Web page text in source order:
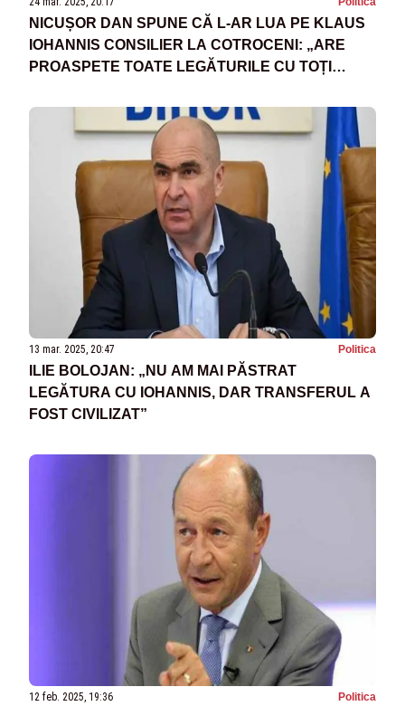
NICUȘOR DAN SPUNE CĂ L-AR LUA PE KLAUS
IOHANNIS CONSILIER LA COTROCENI: „ARE
PROASPETE TOATE LEGĂTURILE CU TOȚI
13 mar. 2025, 20:47 Politica
ILIE BOLOJAN: „NU AM MAI PĂSTRAT
LEGĂTURA CU IOHANNIS, DAR TRANSFERUL A
FOST CIVILIZAT”
12 feb. 2025, 19:36 Politica